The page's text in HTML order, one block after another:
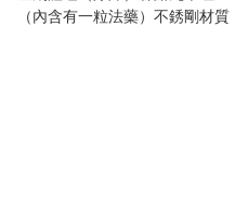
（內含有一粒法藥）不銹剛材質